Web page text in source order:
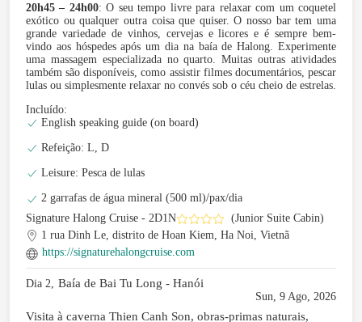
20h45 – 24h00: O seu tempo livre para relaxar com um coquetel
exótico ou qualquer outra coisa que quiser. O nosso bar tem uma
grande variedade de vinhos, cervejas e licores e é sempre bem-
vindo aos hóspedes após um dia na baía de Halong. Experimente
uma massagem especializada no quarto. Muitas outras atividades
também são disponíveis, como assistir filmes documentários, pescar
lulas ou simplesmente relaxar no convés sob o céu cheio de estrelas.
Incluído:
English speaking guide (on board)
Refeição: L, D
Leisure: Pesca de lulas
2 garrafas de água mineral (500 ml)/pax/dia
Signature Halong Cruise - 2D1N
(Junior Suite Cabin)
1 rua Dinh Le, distrito de Hoan Kiem, Ha Noi, Vietnã
https://signaturehalongcruise.com
Dia 2, Baía de Bai Tu Long - Hanói
Sun, 9 Ago, 2026
Visita à caverna Thien Canh Son, obras-primas naturais,